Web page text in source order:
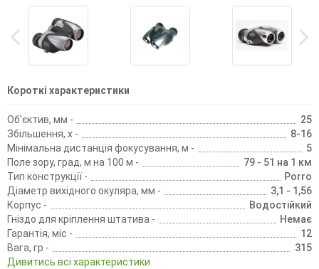
Короткі характеристики
Об'єктив, мм -
25
Збільшення, х -
8-16
Мінімальна дистанція фокусування, м -
5
Поле зору, град, м на 100 м -
79 - 51 на 1 км
Тип конструкції -
Porro
Діаметр вихідного окуляра, мм -
3,1 - 1,56
Корпус -
Водостійкий
Гніздо для кріплення штатива -
Немає
Гарантія, міс -
12
Вага, гр -
315
Дивитись всі характеристики